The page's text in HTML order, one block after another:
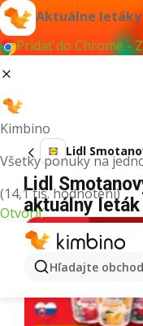
Aktuálne letáky
Pridať do Chrome -
Kimbino
Všetky ponuky na
(14,1 tis. hodnotení)
Otvoriť
Hľadajte
Lidl
Lidl
aktuálny leták